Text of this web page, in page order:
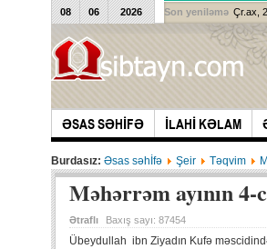
ƏSAS SƏHİFƏ İLAHİ KƏLAM
08 06 2026 Son yeniləmə Çr.ax,
Burdasız: Əsas səhİfə Şeir Təqvim
Məhərrəm ayının 4-
Ətraflı Baxış sayı: 87454
Übeydullah ibn Ziyadın Kufə məscidində